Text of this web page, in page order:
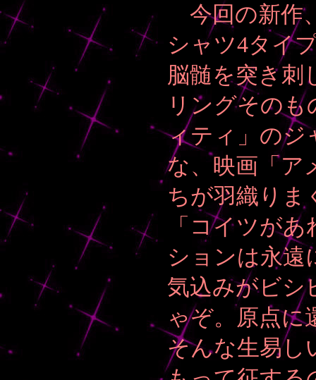
今回の新作
シャツ4タイ
脳髄を突き刺
リングそのも
ィティ」のジ
な、映画「ア
ちが羽織りま
「コイツが
ションは永遠
気込みがビシ
ゃぞ。原点に
そんな生易し